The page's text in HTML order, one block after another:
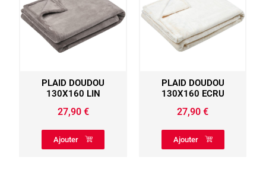
PLAID DOUDOU
130X160 ECRU
COUSSIN 45X45
COEUR DE LA
Ajouter